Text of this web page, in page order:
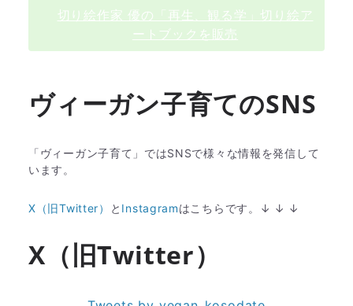
切り絵作家 優の「再生、観る学」切り絵ア
ートブックを販売
ヴィーガン子育てのSNS
「ヴィーガン子育て」ではSNSで様々な情報を発信して
います。
X（旧Twitter） と Instagramはこちらです。↓ ↓ ↓
X（旧Twitter）